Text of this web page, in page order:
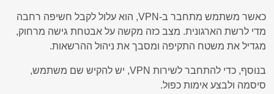
כאשר משתמש מתחבר ב-VPN, הוא עלול לקבל חשיפה רחבה
מדי לרשת הארגונית. מצב כזה מקשה על אבטחת גישה מרחוק,
מגדיל את משטח התקיפה ומסבך את ניהול ההרשאות.
בנוסף, כדי להתחבר לשירות VPN, יש להקיש שם משתמש,
סיסמה ולבצע אימות כפול.